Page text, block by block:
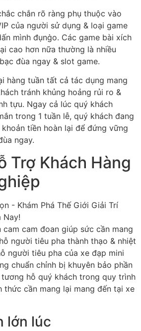
chắn rõ ràng phụ thuộc vào
của người sử dụng & loại game
mình đụng̀o. Các game bài xích
cao hơn nữa thường là nhiều
đùa ngay & slot game.
hàng tuần tất cả tác dụng mang
tránh khủng hoảng rủi ro &
tựu. Ngay cả lúc quý khách
trong 1 tuần lễ, quý khách đang
tiền hoàn lại để đứng vững
ngay.
Trợ Khách Hàng
cam đoan giúp sức cần mang
người tiêu pha thành thạo & nhiệt
người tiêu pha của xe đạp mini
chuẩn chỉnh bị khuyên bảo phần
hỗ quý khách trong quy trình
thức cần mang lại mang đến tại xe
lớn lúc